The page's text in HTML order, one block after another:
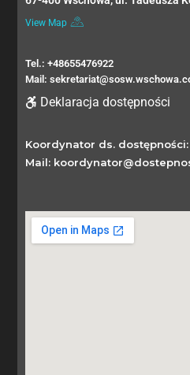
View Map
Tel.: +48655476922
Mail:
Deklaracja dostępności
Koordynator ds. dostępności:
Mail: